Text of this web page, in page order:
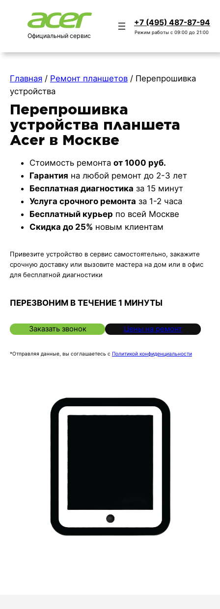
Официальный сервис
+7 (495) 487-87-94
Режим работы с 09:00 до 21:00
Главная / Ремонт планшетов / Перепрошивка
устройства
Перепрошивка
устройства планшета
Acer в Москве
Стоимость ремонта от 1000 руб.
Гарантия на любой ремонт до 2-3 лет
Бесплатная диагностика за 15 минут
Услуга срочного ремонта за 1-2 часа
Бесплатный курьер по всей Москве
Скидка до 25% новым клиентам
Привезите устройство в сервис самостоятельно, закажите
срочную доставку или вызовите мастера на дом или в офис
для бесплатной диагностики
ПЕРЕЗВОНИМ В ТЕЧЕНИЕ 1 МИНУТЫ
Заказать звонок Цены на ремонт
*Отправляя данные, вы соглашаетесь с Политикой конфиденциальности